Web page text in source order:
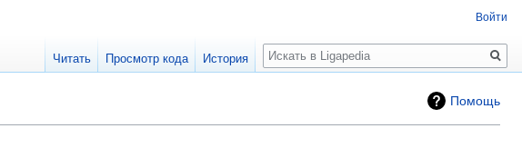
Помощь
Войти
Читать Просмотр кода История
Поиск